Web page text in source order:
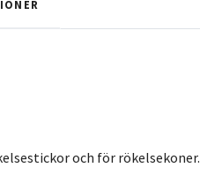
och för rökelsekoner.